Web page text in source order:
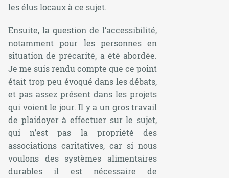
les élus locaux à ce sujet.
Ensuite, la question de l’accessibilité,
notamment pour les personnes en
situation de précarité, a été abordée.
Je me suis rendu compte que ce point
était trop peu évoqué dans les débats,
et pas assez présent dans les projets
qui voient le jour. Il y a un gros travail
de plaidoyer à effectuer sur le sujet,
qui n’est pas la propriété des
associations caritatives, car si nous
voulons des systèmes alimentaires
durables il est nécessaire de